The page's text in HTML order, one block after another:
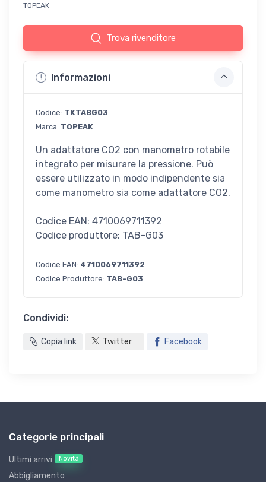
TOPEAK
Trova rivenditore
Informazioni
Codice: TKTABG03
Marca: TOPEAK
Un adattatore CO2 con manometro rotabile
integrato per misurare la pressione. Può
essere utilizzato in modo indipendente sia
come manometro sia come adattatore CO2.
Codice EAN: 4710069711392
Codice produttore: TAB-G03
Codice EAN: 4710069711392
Codice Produttore: TAB-G03
Condividi:
Copia link Twitter Facebook
Categorie principali
Ultimi arrivi Novità
Abbigliamento